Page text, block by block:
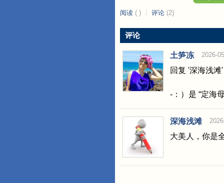
阅读 ( ) ┆ 评论 (2)
评论
土笋冻 2026-
回复 '深海浅滩
-：）是 “定海
深海浅滩
大美人，你是